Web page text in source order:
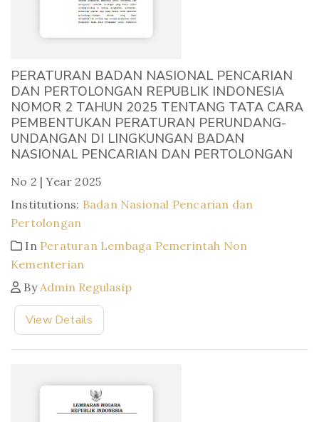
PERATURAN BADAN NASIONAL PENCARIAN
DAN PERTOLONGAN REPUBLIK INDONESIA
NOMOR 2 TAHUN 2025 TENTANG TATA CARA
PEMBENTUKAN PERATURAN PERUNDANG-
UNDANGAN DI LINGKUNGAN BADAN
NASIONAL PENCARIAN DAN PERTOLONGAN
No 2 | Year 2025
Institutions: Badan Nasional Pencarian dan
Pertolongan
In Peraturan Lembaga Pemerintah Non
Kementerian
By Admin Regulasip
View Details